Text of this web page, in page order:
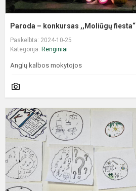
Paroda – konkursas ,,Moliūgų fiesta“
Paskelbta: 2024-10-25
Kategorija: Renginiai
Anglų kalbos mokytojos